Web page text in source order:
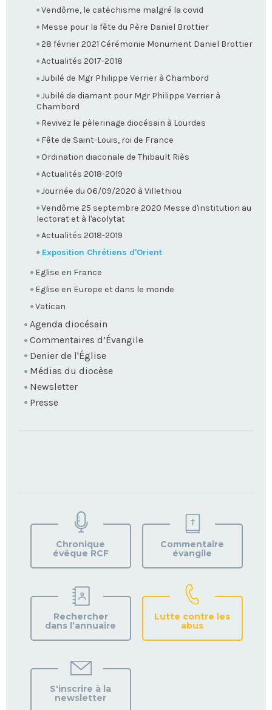
Vendôme, le catéchisme malgré la covid
Messe pour la fête du Père Daniel Brottier
28 février 2021 Cérémonie Monument Daniel Brottier
Actualités 2017-2018
Jubilé de Mgr Philippe Verrier à Chambord
Jubilé de diamant pour Mgr Philippe Verrier à
Chambord
Revivez le pèlerinage diocésain à Lourdes
Fête de Saint-Louis, roi de France
Ordination diaconale de Thibault Riès
Actualités 2018-2019
Journée du 06/09/2020 à Villethiou
Vendôme 25 septembre 2020 Messe d'institution au
lectorat et à l'acolytat
Actualités 2018-2019
Exposition Chrétiens d'Orient
Eglise en France
Eglise en Europe et dans le monde
Vatican
Agenda diocésain
Commentaires d’Évangile
Denier de l'Église
Médias du diocèse
Newsletter
Presse
VOTRE
PAROISSE
Chronique
évêque RCF
Commentaire
évangile
Rechercher
dans l’annuaire
Lutte contre les
abus
S'inscrire à la
newsletter